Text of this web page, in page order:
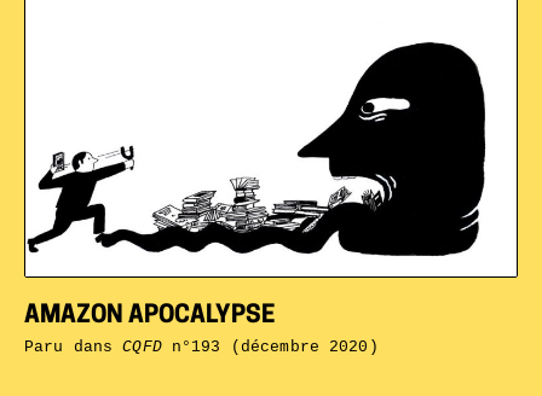
AMAZON APOCALYPSE
Paru dansCQFDn°193 (décembre 2020)